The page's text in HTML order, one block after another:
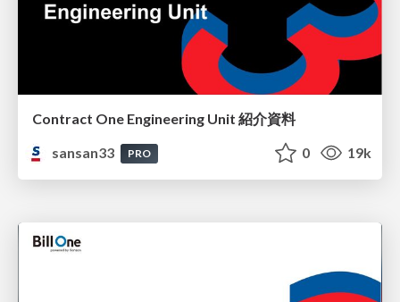
Contract One Engineering Unit 紹介資料
sansan33
PRO 0 19k